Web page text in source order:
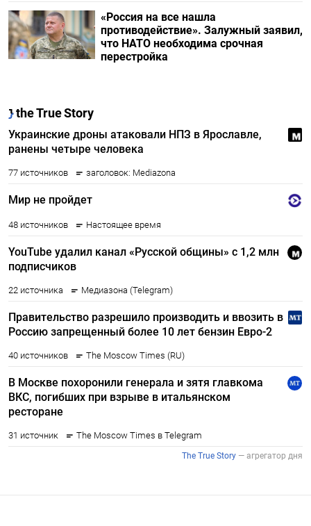
«Россия на все нашла
противодействие». Залужный заявил,
что НАТО необходима срочная
перестройка